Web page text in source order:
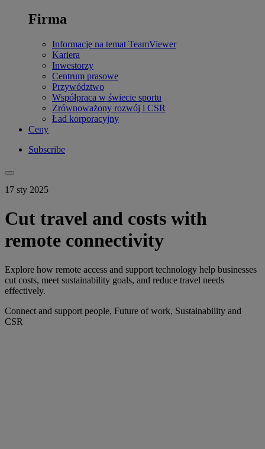
Firma
Informacje na temat TeamViewer
Kariera
Inwestorzy
Centrum prasowe
Przywództwo
Współpraca w świecie sportu
Zrównoważony rozwój i CSR
Ład korporacyjny
Ceny
Subscribe
17 sty 2025
Cut travel and costs with
remote connectivity
Explore how remote access and support technology help businesses
cut costs, meet sustainability goals, and reduce travel needs
effectively.
Connect and support people, Future of work, Sustainability and
CSR